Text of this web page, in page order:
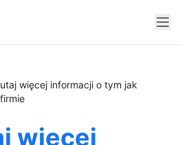
więcej informacji o tym jak
więcej